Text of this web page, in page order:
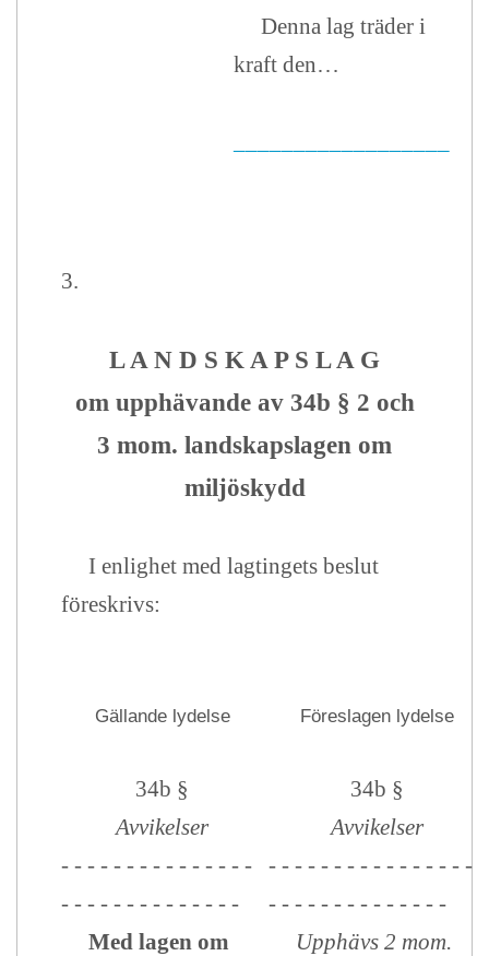
Denna lag träder i
kraft den…
3.
L A N D S K A P S L A G
om upphävande av 34b § 2 och
3 mom. landskapslagen om
miljöskydd
I enlighet med lagtingets beslut
föreskrivs:
Gällande lydelse Föreslagen lydelse
34b §
Avvikelser
- - - - - - - - - - - - - - -
- - - - - - - - - - - - - -
Med lagen om
34b §
Avvikelser
- - - - - - - - - - - - - - - -
- - - - - - - - - - - - - -
Upphävs 2 mom.